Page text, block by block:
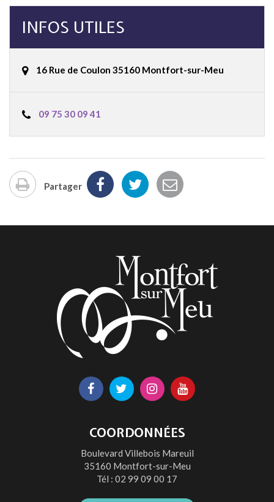
INFOS UTILES
16 Rue de Coulon 35160 Montfort-sur-Meu
09 75 30 09 41
Imprimer
Partager
Lien
le
compte
Facebook
Lien
le
compte
Twitter
Lien
le
compte
Instagram
Lien
la
chaîne
Youtube
COORDONNÉES
Boulevard Villebois Mareuil
35160 Montfort-sur-Meu
Tél : 02 99 09 00 17